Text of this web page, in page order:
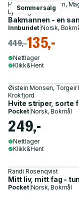
Sommersalg
Harald Stolt-Nielsen,
Lysberg
Bakmannen - en
Innbundet |Norsk,
449,-135,-
Nettlager
Klikk&Hent
Øistein Monsen, Torgeir
Krokfjord
Hvite striper, sorte
Pocket| Norsk, Bokmål
249,-
Nettlager
Klikk&Hent
Randi Rosenqvist
Mitt liv, mitt fag -
Pocket| Norsk, Bokmål